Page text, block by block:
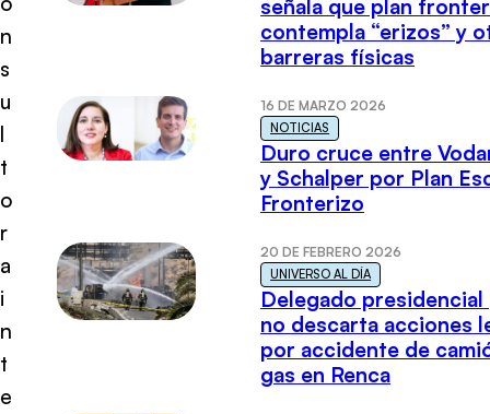
n
s
u
l
t
o
r
a
i
n
t
e
señala que plan
contempla “erizos” y
barreras físicas
16 DE MARZO 2026
NOTICIAS
Duro cruce entre
y Schalper por Plan
Fronterizo
20 DE FEBRERO 2026
UNIVERSO AL DÍA
Delegado presidencial
no descarta acciones
por accidente de
gas en Renca